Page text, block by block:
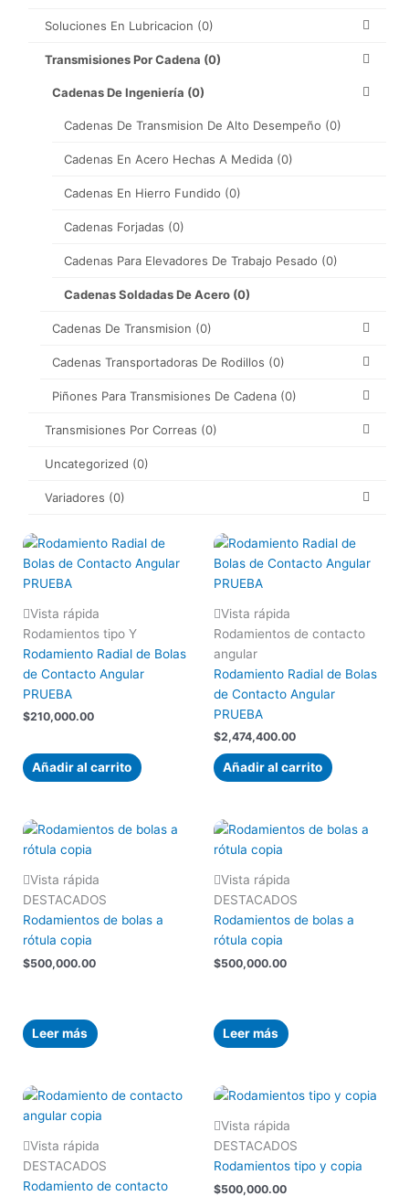
Soluciones En Lubricacion (0)
Transmisiones Por Cadena (0)
Cadenas De Ingeniería (0)
Cadenas De Transmision De Alto Desempeño (0)
Cadenas En Acero Hechas A Medida (0)
Cadenas En Hierro Fundido (0)
Cadenas Forjadas (0)
Cadenas Para Elevadores De Trabajo Pesado (0)
Cadenas Soldadas De Acero (0)
Cadenas De Transmision (0)
Cadenas Transportadoras De Rodillos (0)
Piñones Para Transmisiones De Cadena (0)
Transmisiones Por Correas (0)
Uncategorized (0)
Variadores (0)
Vista rápida
Rodamientos tipo Y
Rodamiento Radial de Bolas
de Contacto Angular
PRUEBA
$210,000.00
Añadir al carrito
Vista rápida
Rodamientos de contacto
angular
Rodamiento Radial de Bolas
de Contacto Angular
PRUEBA
$2,474,400.00
Añadir al carrito
Vista rápida
DESTACADOS
Rodamientos de bolas a
rótula copia
$500,000.00
Leer más
Vista rápida
DESTACADOS
Rodamientos de bolas a
rótula copia
$500,000.00
Leer más
Vista rápida
DESTACADOS
Rodamiento de contacto
Vista rápida
DESTACADOS
Rodamientos tipo y copia
$500,000.00